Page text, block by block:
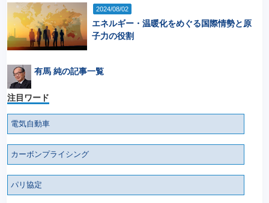
2024/08/02
エネルギー・温暖化をめぐる国際情勢と原
子力の役割
有馬 純の記事一覧
注目ワード
電気自動車
カーボンプライシング
パリ協定